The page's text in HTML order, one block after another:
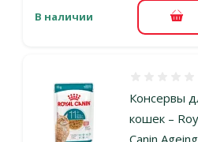
В наличии В
Консервы
кошек –
Canin Ageing